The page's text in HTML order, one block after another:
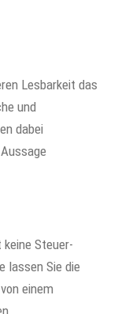
Lesbarkeit das
und
dabei
Steuer-
lassen Sie die
einem